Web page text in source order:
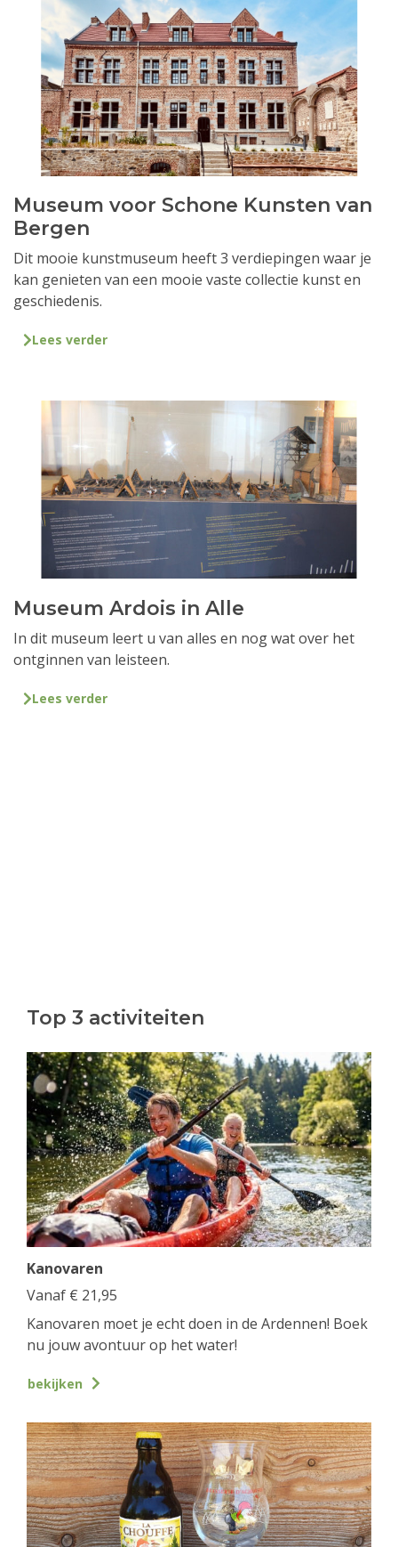
Museum voor Schone Kunsten van
Bergen
Dit mooie kunstmuseum heeft 3 verdiepingen waar je
kan genieten van een mooie vaste collectie kunst en
geschiedenis.
Lees verder
Museum Ardois in Alle
In dit museum leert u van alles en nog wat over het
ontginnen van leisteen.
Lees verder
Top 3 activiteiten
Kanovaren
Vanaf € 21,95
Kanovaren moet je echt doen in de Ardennen! Boek
nu jouw avontuur op het water!
bekijken